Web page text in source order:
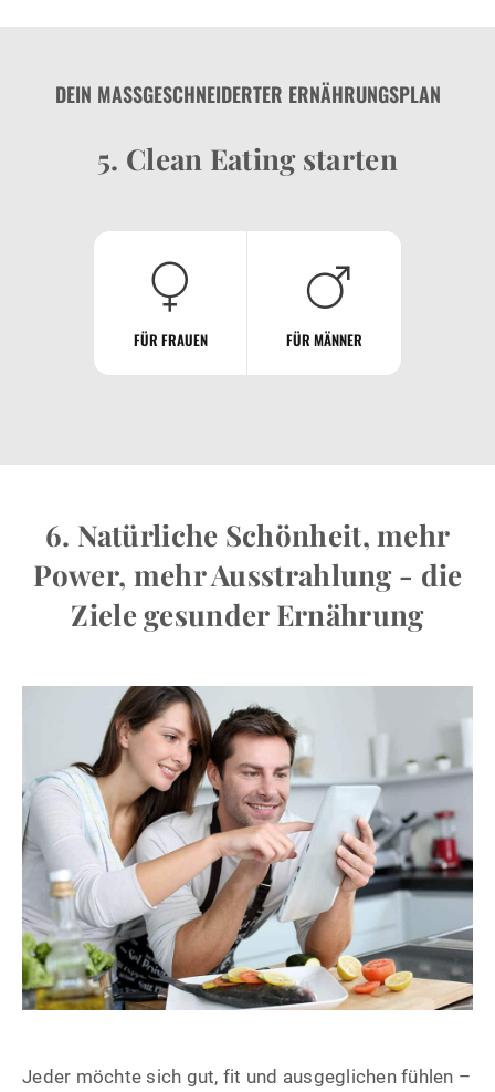
DEIN MASSGESCHNEIDERTER ERNÄHRUNGSPLAN
5. Clean Eating starten
FÜR FRAUEN FÜR MÄNNER
6. Natürliche Schönheit, mehr
Power, mehr Ausstrahlung - die
Ziele gesunder Ernährung
Jeder möchte sich gut, fit und ausgeglichen fühlen –